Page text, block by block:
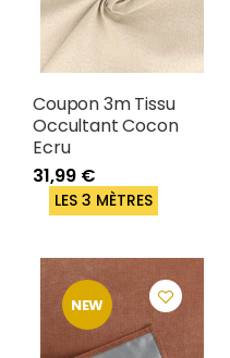
Coupon 3m Tissu
Occultant Cocon
Ecru
31,99 €
LES 3 MÈTRES
NEW